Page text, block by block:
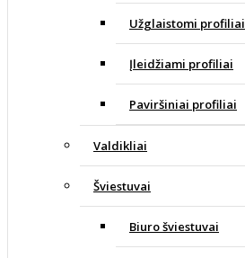
Užglaistomi profiliai
Įleidžiami profiliai
Paviršiniai profiliai
Valdikliai
Šviestuvai
Biuro šviestuvai